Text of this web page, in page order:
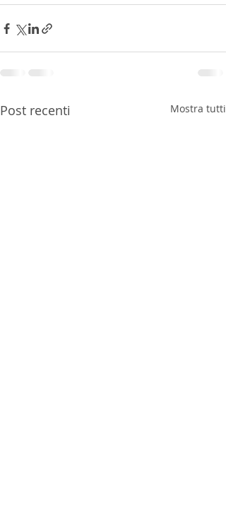
Post recenti Mostra tutti